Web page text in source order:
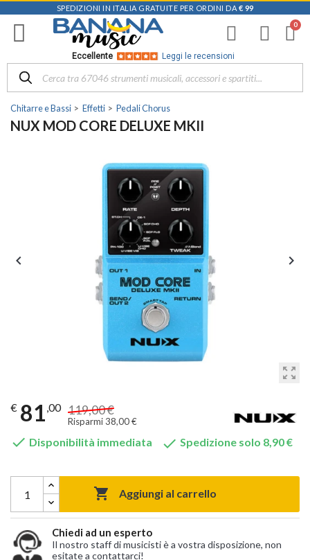
SPEDIZIONI IN ITALIA GRATUITE PER ORDINI DA € 99
Eccellente Leggi le recensioni
Chitarre e Bassi Effetti Pedali Chorus
NUX MOD CORE DELUXE MKII
zoom_out_map
 
€ 81,00 119,00 €
Risparmi 38,00 €
 Disponibilità immediata  Spedizione solo 8,90 €
 Aggiungi al carrello
Chiedi ad un esperto
Il nostro staff di musicisti è a vostra disposizione, non
esitate a contattarci!